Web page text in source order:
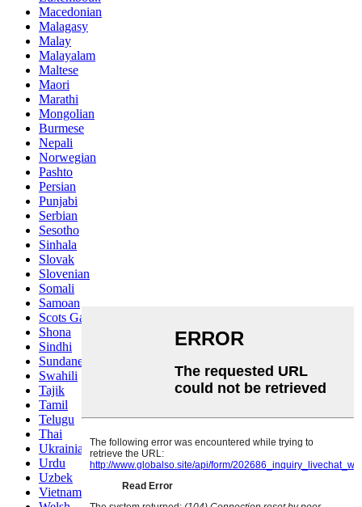
Macedonian
Malagasy
Malay
Malayalam
Maltese
Maori
Marathi
Mongolian
Burmese
Nepali
Norwegian
Pashto
Persian
Punjabi
Serbian
Sesotho
Sinhala
Slovak
Slovenian
Somali
Samoan
Scots Gaelic
Shona
Sindhi
Sundanese
Swahili
Tajik
Tamil
Telugu
Thai
Ukrainian
Urdu
Uzbek
Vietnamese